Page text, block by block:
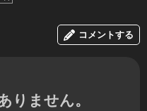
コメントする
りません。